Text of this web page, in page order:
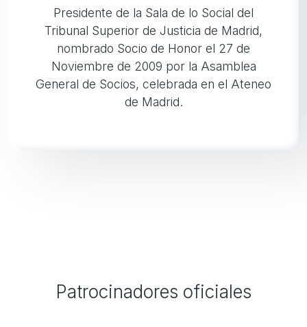
Presidente de la Sala de lo Social del
Tribunal Superior de Justicia de Madrid,
nombrado Socio de Honor el 27 de
Noviembre de 2009 por la Asamblea
General de Socios, celebrada en el Ateneo
de Madrid.
Patrocinadores oficiales